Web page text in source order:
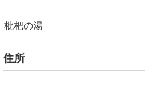
枇杷の湯
住所